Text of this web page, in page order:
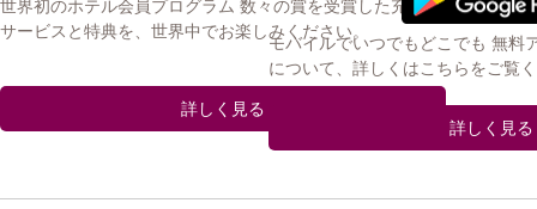
世界初のホテル会員プログラム 数々の賞を受賞した充実の
サービスと特典を、世界中でお楽しみください。
詳しく見る
モバイルでいつでもどこでも 無料
について、詳しくはこちらをご覧
詳しく見る